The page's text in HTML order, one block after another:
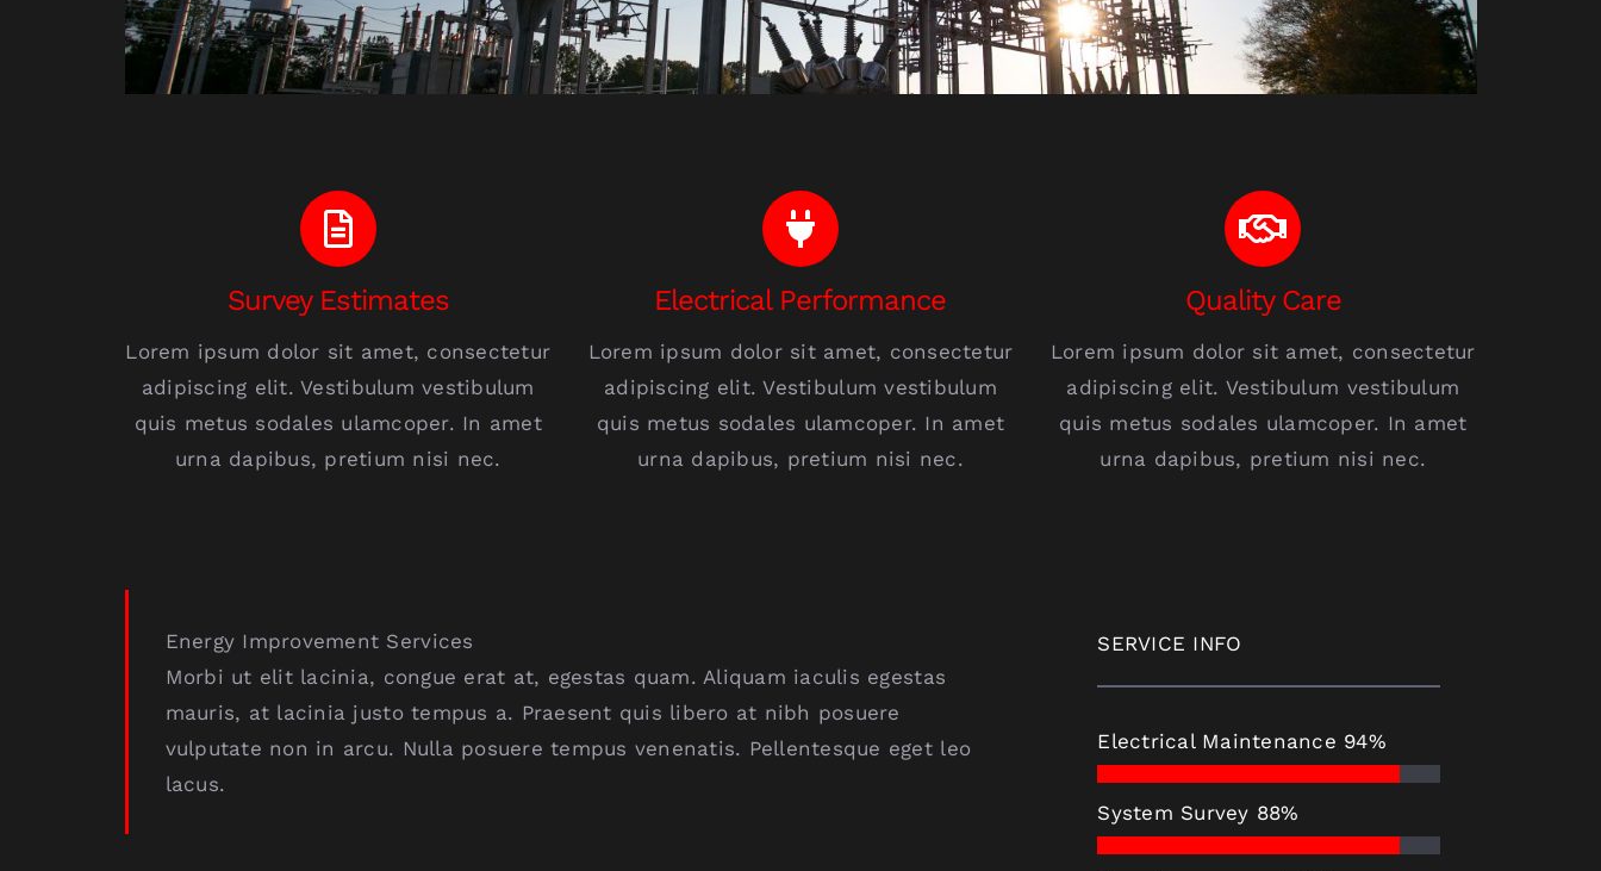
Survey Estimates
Lorem ipsum dolor sit amet, consectetur
adipiscing elit. Vestibulum vestibulum
quis metus sodales ulamcoper. In amet
urna dapibus, pretium nisi nec.
Electrical Performance
Lorem ipsum dolor sit amet, consectetur
adipiscing elit. Vestibulum vestibulum
quis metus sodales ulamcoper. In amet
urna dapibus, pretium nisi nec.
Quality Care
Lorem ipsum dolor sit amet, consectetur
adipiscing elit. Vestibulum vestibulum
quis metus sodales ulamcoper. In amet
urna dapibus, pretium nisi nec.
Energy Improvement Services
Morbi ut elit lacinia, congue erat at, egestas quam. Aliquam iaculis egestas
mauris, at lacinia justo tempus a. Praesent quis libero at nibh posuere
vulputate non in arcu. Nulla posuere tempus venenatis. Pellentesque eget leo
lacus.
SERVICE INFO
Electrical Maintenance 94%
System Survey 88%